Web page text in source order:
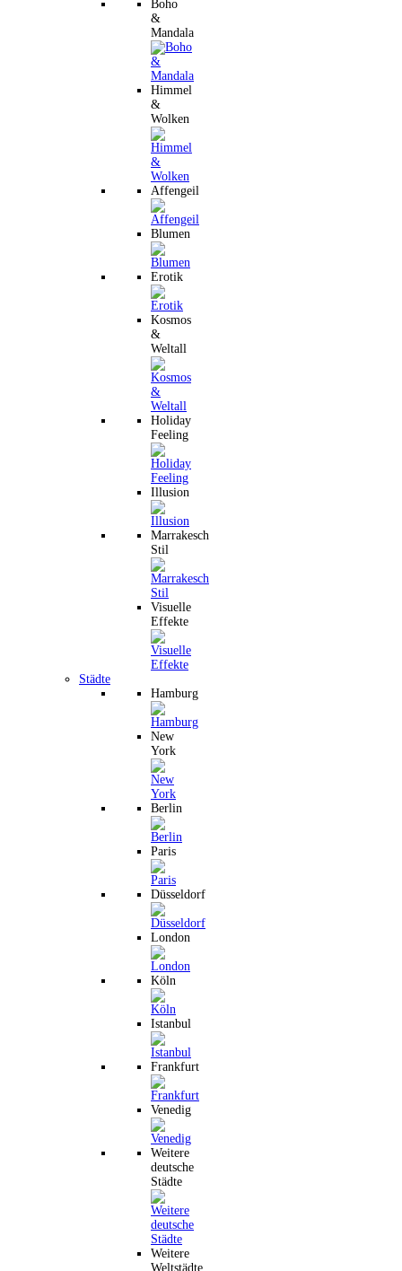
Boho
&
Mandala
Himmel
&
Wolken
Affengeil
Blumen
Erotik
Kosmos
&
Weltall
Holiday
Feeling
Illusion
Marrakesch
Stil
Visuelle
Effekte
Städte
Hamburg
New
York
Berlin
Paris
Düsseldorf
London
Köln
Istanbul
Frankfurt
Venedig
Weitere
deutsche
Städte
Weitere
Weltstädte